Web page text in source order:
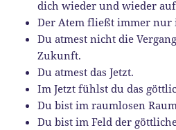
dich wieder und wieder
Der Atem fließt immer nur
Du atmest nicht die
Zukunft.
Du atmest das Jetzt.
Im Jetzt fühlst du das
Du bist im raumlosen
Du bist im Feld der